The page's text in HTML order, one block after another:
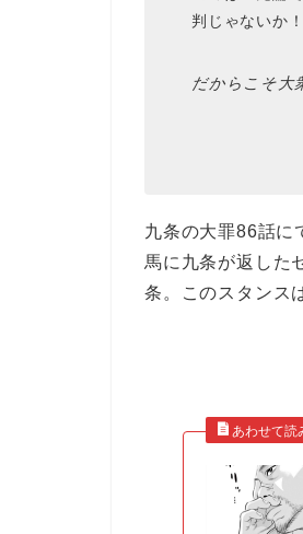
判じゃないか
だからこそ大
九条の大罪86話に
馬に九条が返した
条。このスタンス